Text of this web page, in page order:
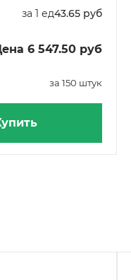
за 1 ед43.65 руб
6 547.50 руб
за 150 штук